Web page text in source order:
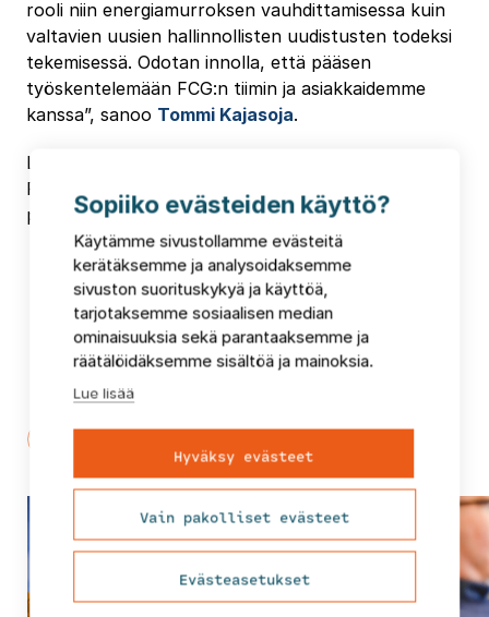
rooli niin energiamurroksen vauhdittamisessa kuin
valtavien uusien hallinnollisten uudistusten todeksi
tekemisessä. Odotan innolla, että pääsen
työskentelemään FCG:n tiimin ja asiakkaidemme
kanssa”, sanoo Tommi Kajasoja.
Lisätiedot:
FCG:n hallituksen puheenjohtaja Minna Karhunen,
p. 050 380 5907
Puheenaiheita ja uutisia
Sopiiko evästeiden käyttö?
Käytämme sivustollamme evästeitä
kerätäksemme ja analysoidaksemme
sivuston suorituskykyä ja käyttöä,
tarjotaksemme sosiaalisen median
ominaisuuksia sekä parantaaksemme ja
räätälöidäksemme sisältöä ja mainoksia.
Lue lisää
Hyväksy evästeet
Vain pakolliset evästeet
Evästeasetukset